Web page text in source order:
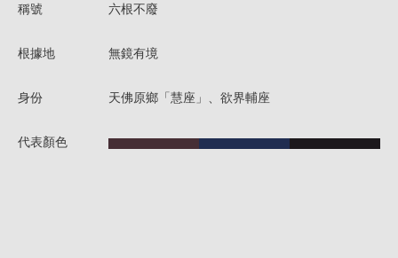
稱號 六根不廢
根據地 無鏡有境
身份 天佛原鄉「慧座」、欲界輔座
代表顏色